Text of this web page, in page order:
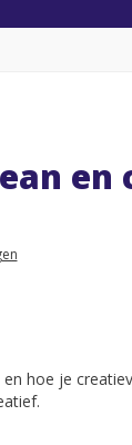
hoe je